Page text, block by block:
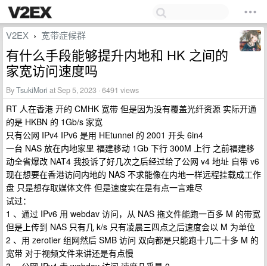
V2EX › 宽带症候群
有什么手段能够提升内地和 HK 之间的
家宽访问速度吗
ByTsukiMori at Sep 5, 2023 · 6491 views
RT 人在香港 开的 CMHK 宽带 但是因为没有覆盖光纤资源 实际开通
的是 HKBN 的 1Gb/s 家宽
只有公网 IPv4 IPv6 是用 HEtunnel 的 2001 开头 6in4
一台 NAS 放在内地家里 福建移动 1Gb 下行 300M 上行 之前福建移
动全省爆改 NAT4 我投诉了好几次之后经过给了公网 v4 地址 自带 v6
现在想要在香港访问内地的 NAS 不求能像在内地一样远程挂载成工作
盘 只是想存取媒体文件 但是速度实在是有点一言难尽
试过：
1 、通过 IPv6 用 webdav 访问，从 NAS 拖文件能跑一百多 M 的带宽
但是上传到 NAS 只有几 k/s 只有凌晨三四点之后速度会以 M 为单位
2 、用 zerotier 组网然后 SMB 访问 双向都是只能跑十几二十多 M 的
宽带 对于视频文件来讲还是有点慢